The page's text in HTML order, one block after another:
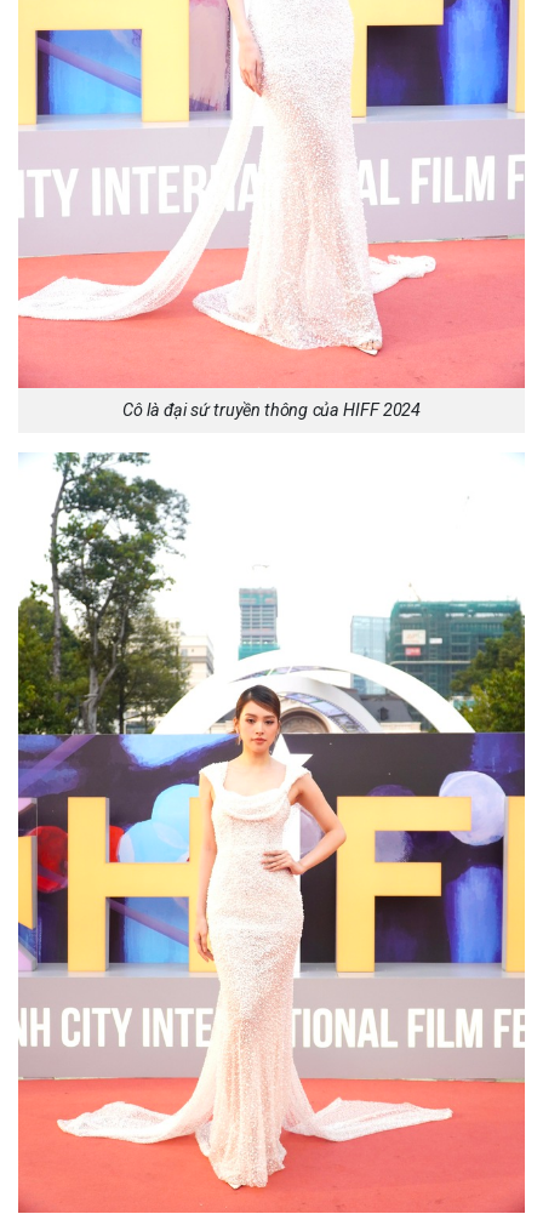
Cô là đại sứ truyền thông của HIFF 2024